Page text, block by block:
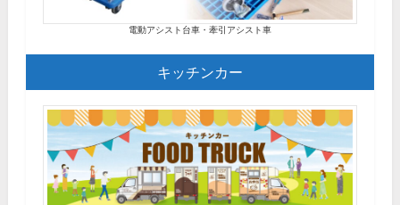
電動アシスト台車・牽引アシスト車
キッチンカー